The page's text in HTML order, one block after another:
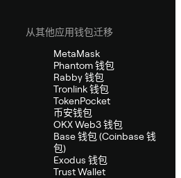
从其他应用钱包迁移
MetaMask
Phantom 钱包
Rabby 钱包
Tronlink 钱包
TokenPocket
币安钱包
OKX Web3 钱包
Base 钱包 (Coinbase 钱
包)
Exodus 钱包
Trust Wallet